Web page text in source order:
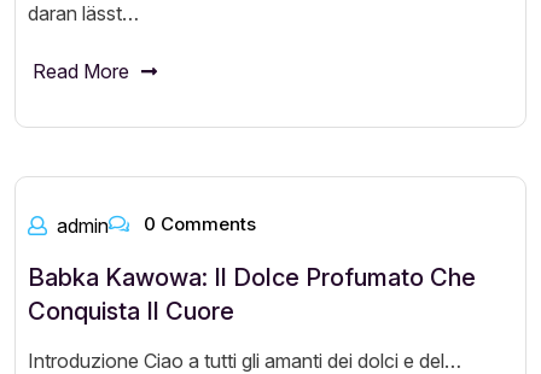
daran lässt…
Read More
admin 0 Comments
Babka Kawowa: Il Dolce Profumato Che
Conquista Il Cuore
Introduzione Ciao a tutti gli amanti dei dolci e del…